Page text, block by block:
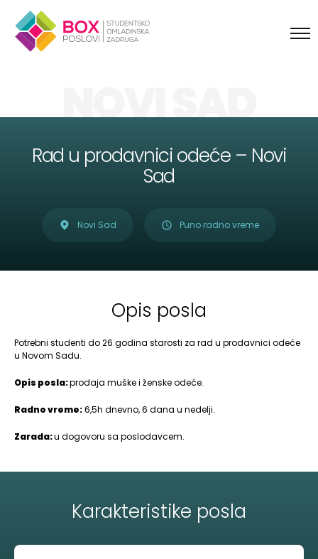
NOVI SAD
Rad u prodavnici odeće – Novi
Sad
Novi Sad Puno radno vreme
Opis posla
Potrebni studenti do 26 godina starosti za rad u prodavnici odeće
u Novom Sadu.
Opis posla:prodaja muške i ženske odeće.
Radno vreme:6,5h dnevno, 6 dana u nedelji.
Zarada:u dogovoru sa poslodavcem.
Karakteristike posla